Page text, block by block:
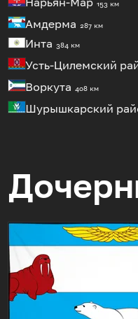
153 км
Амдерма 287 км
Инта 384 км
Усть-Цилемский
Воркута 408 км
Шурышкарский